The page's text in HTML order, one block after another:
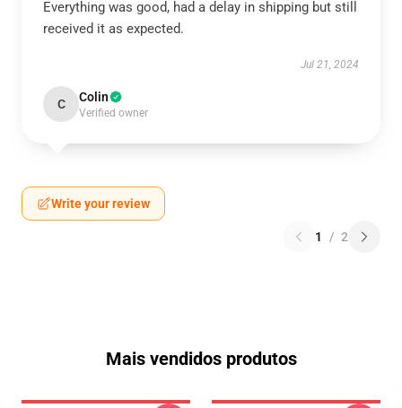
Everything was good, had a delay in shipping but still
received it as expected.
Jul 21, 2024
C Colin
Verified owner
Write your review
1 / 2
Mais vendidos produtos